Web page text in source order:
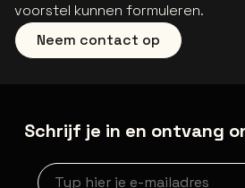
voorstel kunnen formuleren.
Neem contact op
Schrijf je in en ontvang
Nieuwsbrief aanmelding